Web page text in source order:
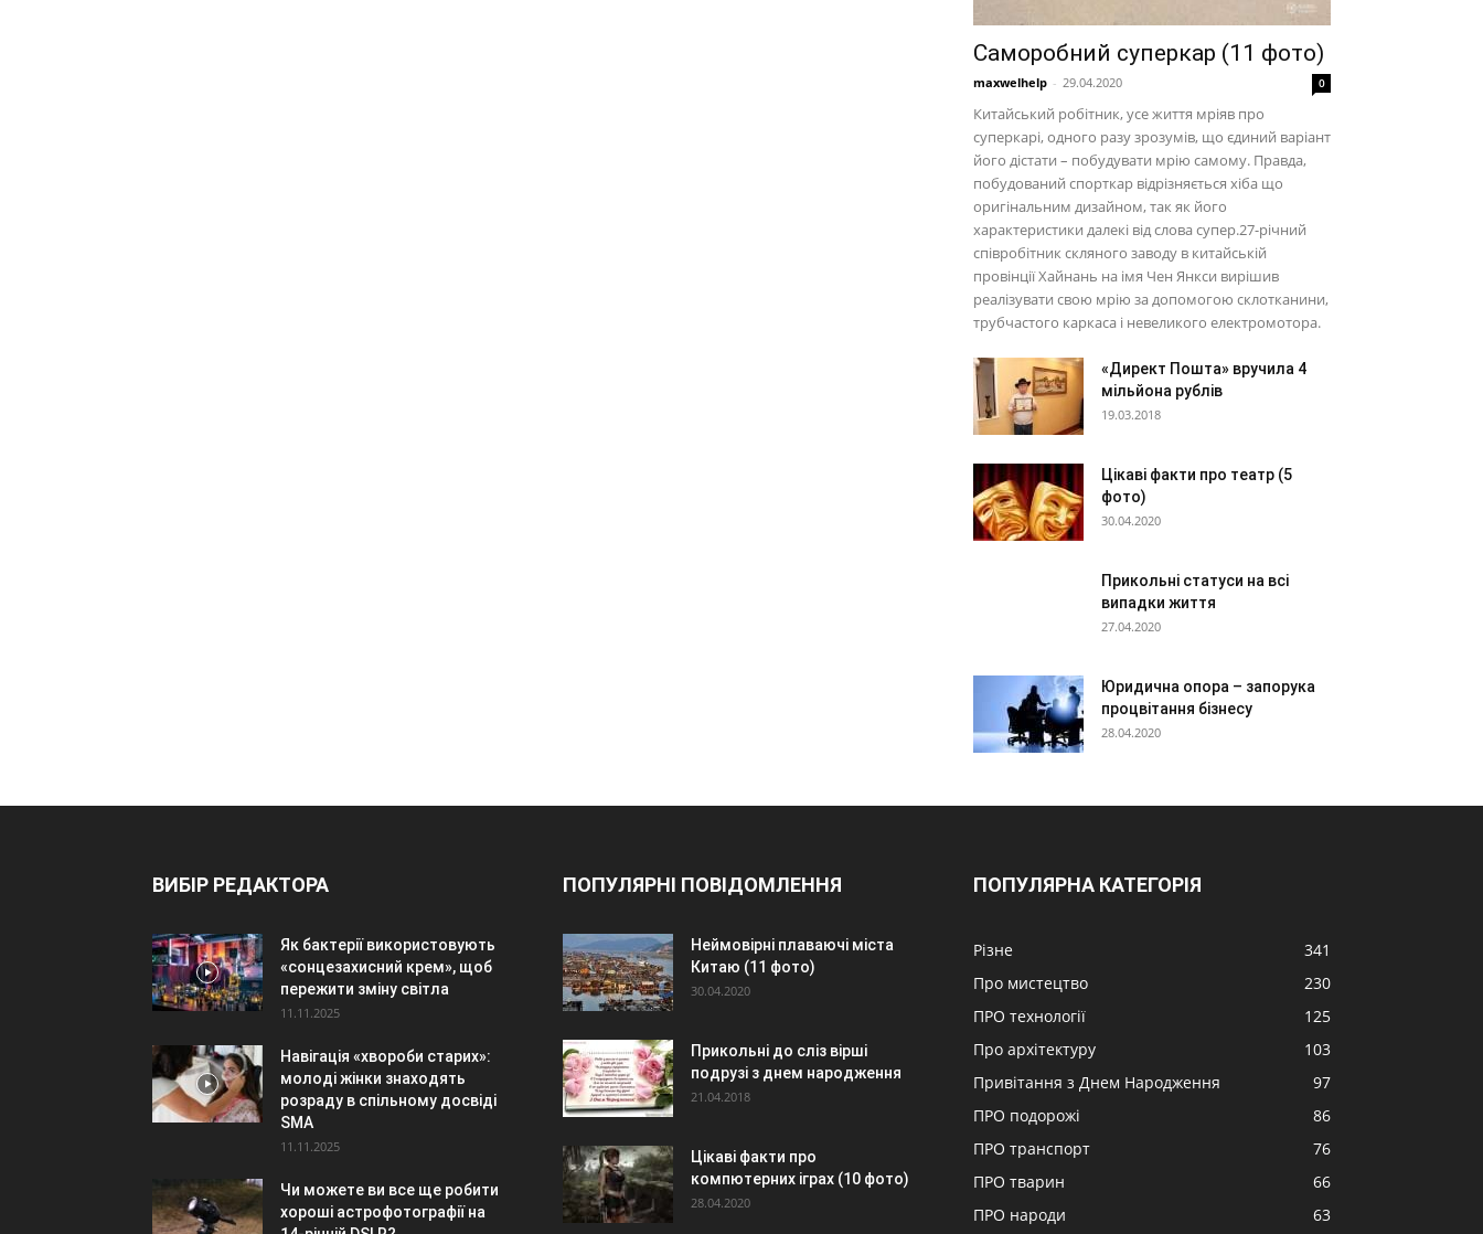
Саморобний суперкар (11 фото)
maxwelhelp - 29.04.2020 0
Китайський робітник, усе життя мріяв про
суперкарі, одного разу зрозумів, що єдиний варіант
його дістати – побудувати мрію самому. Правда,
побудований спорткар відрізняється хіба що
оригінальним дизайном, так як його
характеристики далекі від слова супер.27-річний
співробітник скляного заводу в китайській
провінції Хайнань на імя Чен Янкси вирішив
реалізувати свою мрію за допомогою склотканини,
трубчастого каркаса і невеликого електромотора.
«Директ Пошта» вручила 4
мільйона рублів
19.03.2018
Цікаві факти про театр (5
фото)
30.04.2020
Прикольні статуси на всі
випадки життя
27.04.2020
Юридична опора – запорука
процвітання бізнесу
28.04.2020
ВИБІР РЕДАКТОРА
Як бактерії використовують
«сонцезахисний крем», щоб
пережити зміну світла
11.11.2025
Навігація «хвороби старих»:
молоді жінки знаходять
розраду в спільному досвіді
SMA
11.11.2025
Чи можете ви все ще робити
хороші астрофотографії на
ПОПУЛЯРНІ ПОВІДОМЛЕННЯ
Неймовірні плаваючі міста
Китаю (11 фото)
30.04.2020
Прикольні до сліз вірші
подрузі з днем народження
21.04.2018
Цікаві факти про
компютерних іграх (10 фото)
28.04.2020
ПОПУЛЯРНА КАТЕГОРІЯ
Різне
341
Про мистецтво
230
ПРО технології
125
Про архітектуру
103
Привітання з Днем Народження
97
ПРО подорожі
86
ПРО транспорт
76
ПРО тварин
66
ПРО народи
63